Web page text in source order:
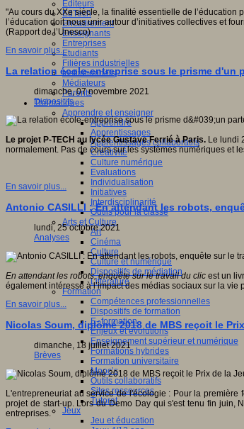
Editeurs
EdTech
Encadrement
Enseignants
Entreprises
Etudiants
Filières industrielles
Institutionnels
Médiateurs
Parents
Thématiques
Apprendre et enseigner
Apprendre
Apprentissages
Apprentissages collaboratifs
Créativité
Culture numérique
Evaluations
Individualisation
Initiatives
Interdisciplinarité
Outils pour la classe
Arts et Culture
Art
Cinéma
Culture
Culture et numérique
Dispositifs de médiation
Littérature
Formation
Compétences professionnelles
Dispositifs de formation
E- formation
Enjeux et évolutions
Enseignement supérieur et numérique
Formations hybrides
Formation universitaire
Mooc’s
Outils collaboratifs
Sites ressources
Tutorat
Jeux
Jeu et éducation
"Au cours du XXe siècle, la finalité essentielle de
l’éducation doit nous unir autour d’initiatives collectives et
(Rapport de l’Unesco)
En savoir plus...
La relation école-entreprise sous le prisme d'un
dimanche, 07 novembre 2021
Dispositifs
Le projet P-TECH au lycée Gustave Ferrié à Paris. Le lundi
normalement. Pas de cours sur les systèmes numériques et
En savoir plus...
Antonio CASILLI : En attendant les robots,
lundi, 25 octobre 2021
Analyses
En attendant les robots, enquête sur le travail du clic est un
également intéressé à l’impact des médias sociaux sur la vie
En savoir plus...
Nicolas Soum, diplômé 2018 de MBS reçoit le
dimanche, 18 juillet 2021
Brèves
L'entrepreneuriat au service de l'écologie : Pour la
projet de start-up. Lors du Demo Day qui s'est tenu fin juin,
entreprises.